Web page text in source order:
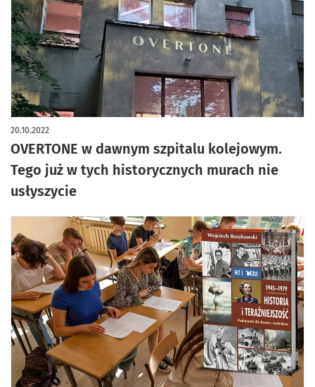
OVERTONE w dawnym szpitalu kolejowym.
Tego już w tych historycznych murach nie
usłyszycie
20.10.2022